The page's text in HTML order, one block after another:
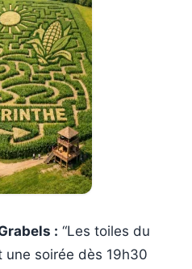
: “Les toiles du
une soirée dès 19h30